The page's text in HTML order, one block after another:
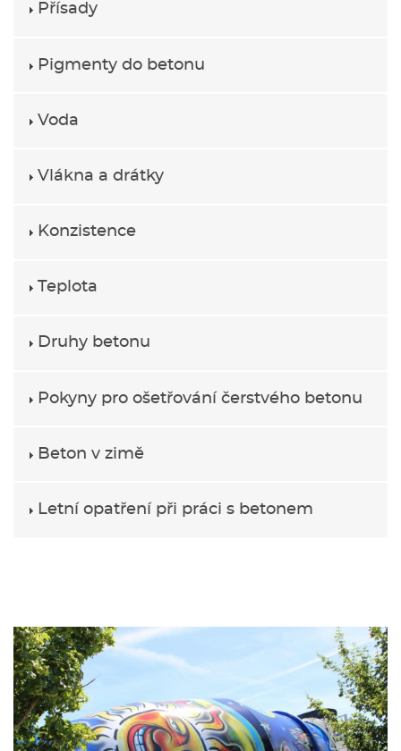
Přísady
Pigmenty do betonu
Voda
Vlákna a drátky
Konzistence
Teplota
Druhy betonu
Pokyny pro ošetřování čerstvého betonu
Beton v zimě
Letní opatření při práci s betonem